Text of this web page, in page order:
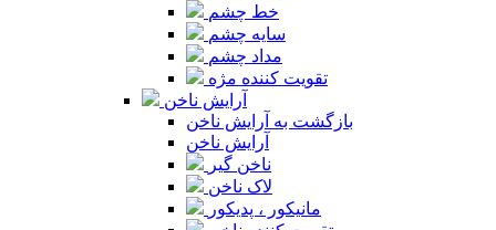
خط چشم
سایه چشم
مداد چشم
تقویت کننده مژه
آرایش ناخن
بازگشت به آرایش ناخن
آرایش ناخن
ناخن گیر
لاک ناخن
مانیکور ، پدیکور